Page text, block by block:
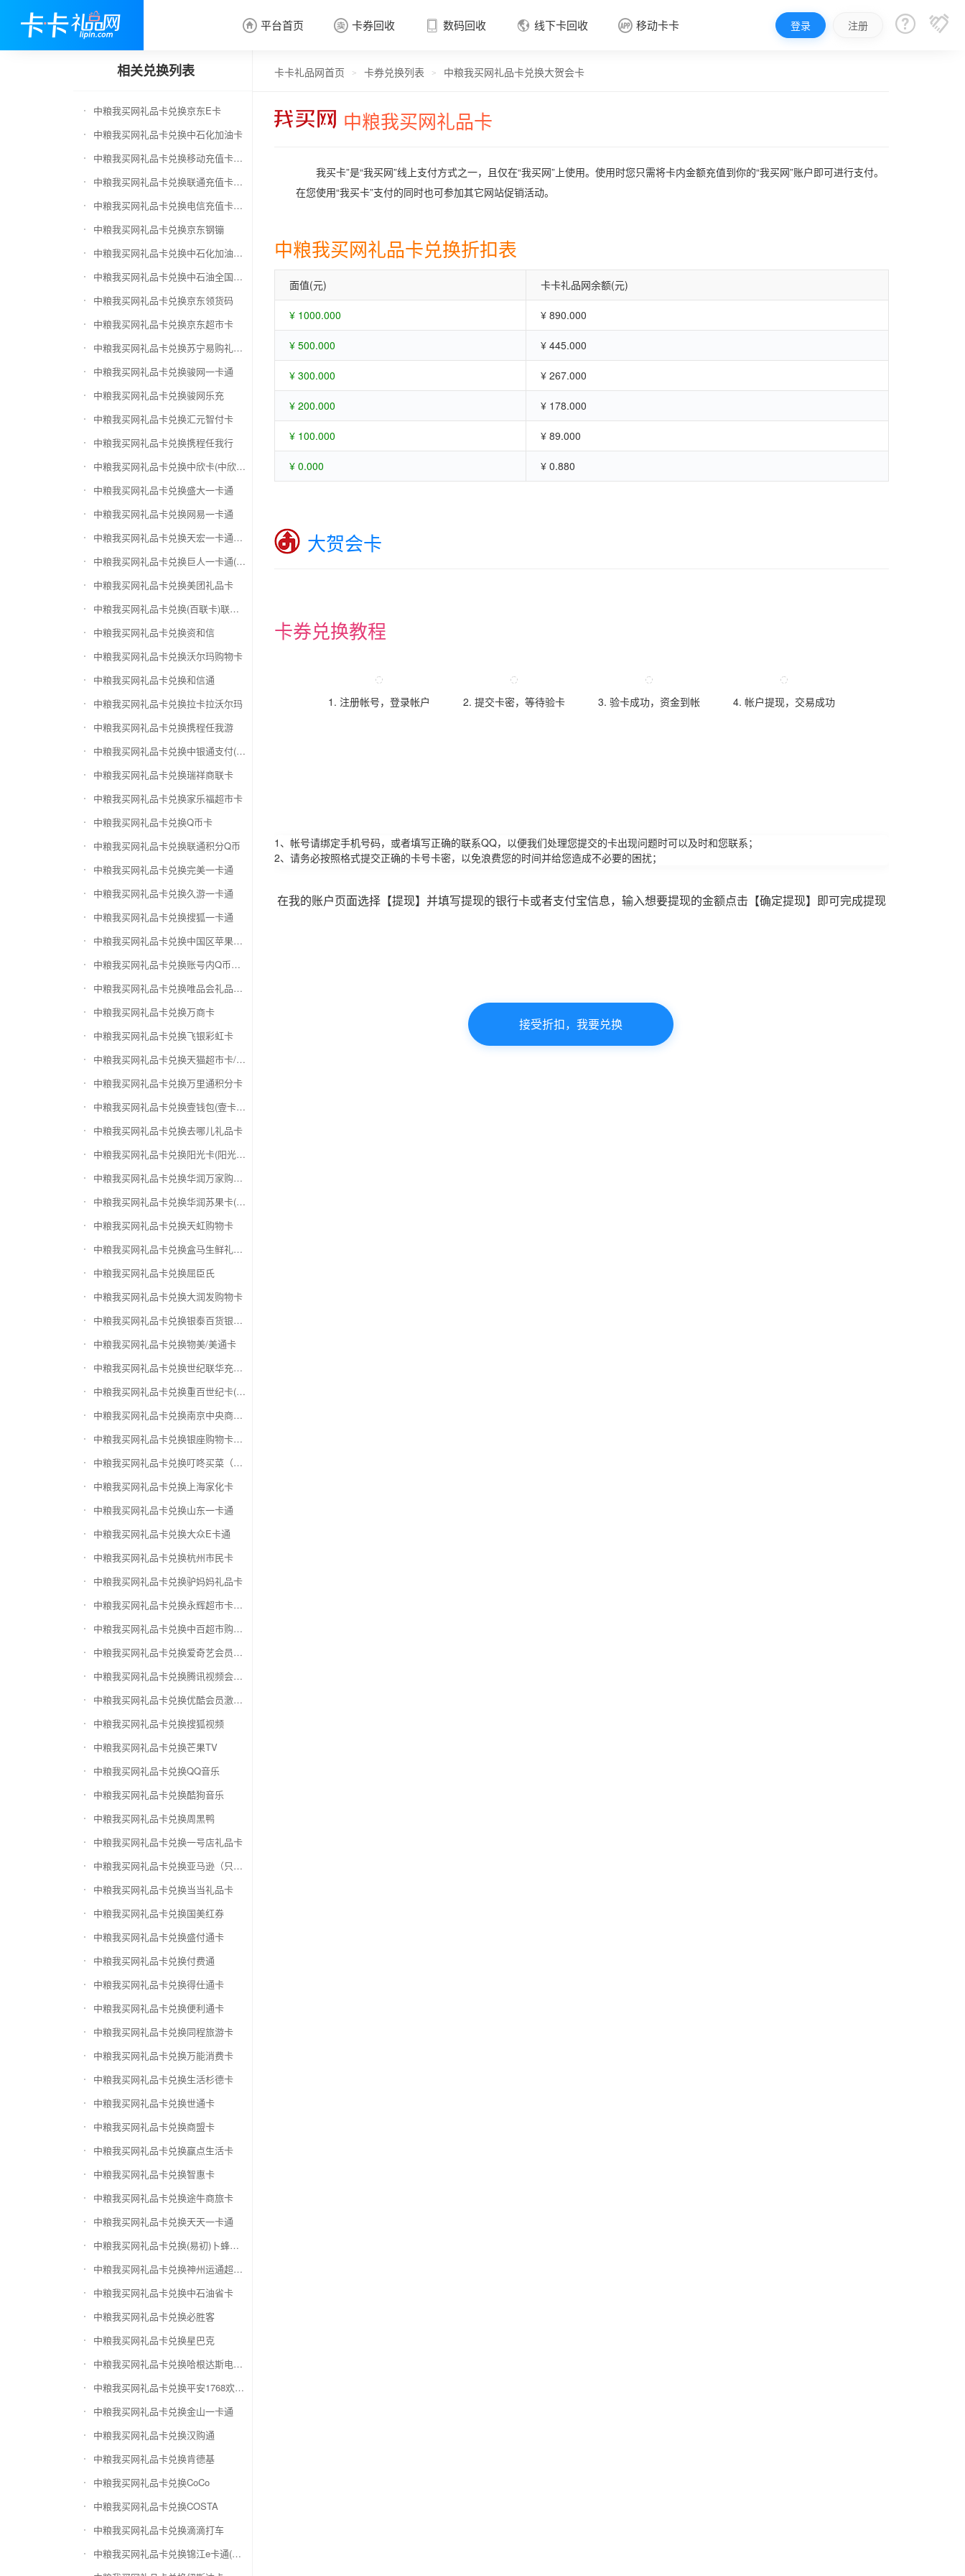
 平台首页  卡券回收
 卡券回收
 数码回收  线下卡回收  移动卡卡 登录 注册  
相关兑换列表
中粮我买网礼品卡兑换京东E卡
中粮我买网礼品卡兑换中石化加油卡
中粮我买网礼品卡兑换移动充值卡（面值千万别选错）
中粮我买网礼品卡兑换联通充值卡（面值千万别选错）
中粮我买网礼品卡兑换电信充值卡（面值千万别选错）
中粮我买网礼品卡兑换京东钢镚
中粮我买网礼品卡兑换中石化加油卡无卡号（面值千万别选错）
中粮我买网礼品卡兑换中石油全国充值卡
中粮我买网礼品卡兑换京东领货码
中粮我买网礼品卡兑换京东超市卡
中粮我买网礼品卡兑换苏宁易购礼品卡
中粮我买网礼品卡兑换骏网一卡通
中粮我买网礼品卡兑换骏网乐充
中粮我买网礼品卡兑换汇元智付卡
中粮我买网礼品卡兑换携程任我行
中粮我买网礼品卡兑换中欣卡(中欣通卡)
中粮我买网礼品卡兑换盛大一卡通
中粮我买网礼品卡兑换网易一卡通
中粮我买网礼品卡兑换天宏一卡通（易冲天宏卡）
中粮我买网礼品卡兑换巨人一卡通(征途卡)
中粮我买网礼品卡兑换美团礼品卡
中粮我买网礼品卡兑换(百联卡)联华ok卡
中粮我买网礼品卡兑换资和信
中粮我买网礼品卡兑换沃尔玛购物卡
中粮我买网礼品卡兑换和信通
中粮我买网礼品卡兑换拉卡拉沃尔玛
中粮我买网礼品卡兑换携程任我游
中粮我买网礼品卡兑换中银通支付(银联购物卡)
中粮我买网礼品卡兑换瑞祥商联卡
中粮我买网礼品卡兑换家乐福超市卡
中粮我买网礼品卡兑换Q币卡
中粮我买网礼品卡兑换联通积分Q币
中粮我买网礼品卡兑换完美一卡通
中粮我买网礼品卡兑换久游一卡通
中粮我买网礼品卡兑换搜狐一卡通
中粮我买网礼品卡兑换中国区苹果充值卡
中粮我买网礼品卡兑换账号内Q币寄售（维护中）
中粮我买网礼品卡兑换唯品会礼品卡(唯品卡)
中粮我买网礼品卡兑换万商卡
中粮我买网礼品卡兑换飞银彩虹卡
中粮我买网礼品卡兑换天猫超市卡/享淘卡
中粮我买网礼品卡兑换万里通积分卡
中粮我买网礼品卡兑换壹钱包(壹卡会)
中粮我买网礼品卡兑换去哪儿礼品卡
中粮我买网礼品卡兑换阳光卡(阳光爱车)
中粮我买网礼品卡兑换华润万家购物卡
中粮我买网礼品卡兑换华润苏果卡(苏果超市卡)（维护 请暂停提交）
中粮我买网礼品卡兑换天虹购物卡
中粮我买网礼品卡兑换盒马生鲜礼品卡
中粮我买网礼品卡兑换屈臣氏
中粮我买网礼品卡兑换大润发购物卡
中粮我买网礼品卡兑换银泰百货银泰卡
中粮我买网礼品卡兑换物美/美通卡
中粮我买网礼品卡兑换世纪联华充值卡(杭州联华)
中粮我买网礼品卡兑换重百世纪卡(重庆百货)
中粮我买网礼品卡兑换南京中央商场购物卡
中粮我买网礼品卡兑换银座购物卡（黑卡）
中粮我买网礼品卡兑换叮咚买菜（限通用礼品卡）
中粮我买网礼品卡兑换上海家化卡
中粮我买网礼品卡兑换山东一卡通
中粮我买网礼品卡兑换大众E卡通
中粮我买网礼品卡兑换杭州市民卡
中粮我买网礼品卡兑换驴妈妈礼品卡
中粮我买网礼品卡兑换永辉超市卡（限实体卡）
中粮我买网礼品卡兑换中百超市购物卡
中粮我买网礼品卡兑换爱奇艺会员激活码
中粮我买网礼品卡兑换腾讯视频会员激活码
中粮我买网礼品卡兑换优酷会员激活码
中粮我买网礼品卡兑换搜狐视频
中粮我买网礼品卡兑换芒果TV
中粮我买网礼品卡兑换QQ音乐
中粮我买网礼品卡兑换酷狗音乐
中粮我买网礼品卡兑换周黑鸭
中粮我买网礼品卡兑换一号店礼品卡
中粮我买网礼品卡兑换亚马逊（只要实体卡）
中粮我买网礼品卡兑换当当礼品卡
中粮我买网礼品卡兑换国美红券
中粮我买网礼品卡兑换盛付通卡
中粮我买网礼品卡兑换付费通
中粮我买网礼品卡兑换得仕通卡
中粮我买网礼品卡兑换便利通卡
中粮我买网礼品卡兑换同程旅游卡
中粮我买网礼品卡兑换万能消费卡
中粮我买网礼品卡兑换生活杉德卡
中粮我买网礼品卡兑换世通卡
中粮我买网礼品卡兑换商盟卡
中粮我买网礼品卡兑换赢点生活卡
中粮我买网礼品卡兑换智惠卡
中粮我买网礼品卡兑换途牛商旅卡
中粮我买网礼品卡兑换天天一卡通
中粮我买网礼品卡兑换(易初)卜蜂莲花礼品卡
中粮我买网礼品卡兑换神州运通超级卡(运通网购卡)
中粮我买网礼品卡兑换中石油省卡
中粮我买网礼品卡兑换必胜客
中粮我买网礼品卡兑换星巴克
中粮我买网礼品卡兑换哈根达斯电子券
中粮我买网礼品卡兑换平安1768欢乐豆
中粮我买网礼品卡兑换金山一卡通
中粮我买网礼品卡兑换汉购通
中粮我买网礼品卡兑换肯德基
中粮我买网礼品卡兑换CoCo
中粮我买网礼品卡兑换COSTA
中粮我买网礼品卡兑换滴滴打车
中粮我买网礼品卡兑换锦江e卡通(锦江一卡通)
卡卡礼品网首页 > 卡券兑换列表 > 中粮我买网礼品卡兑换大贺会卡
中粮我买网礼品卡
我买卡”是“我买网”线上支付方式之一，且仅在“我买网”上使用。使用时您只需将卡内金额充值到你的“我买网”账户即可进行支付。
在您使用“我买卡”支付的同时也可参加其它网站促销活动。
中粮我买网礼品卡兑换折扣表
面值(元) 卡卡礼品网余额(元)
¥ 1000.000 ¥ 890.000
¥ 500.000 ¥ 445.000
¥ 300.000 ¥ 267.000
¥ 200.000 ¥ 178.000
¥ 100.000 ¥ 89.000
¥ 0.000 ¥ 0.880
大贺会卡
卡券兑换教程
1. 注册帐号，登录帐户 2. 提交卡密，等待验卡 3. 验卡成功，资金到帐 4. 帐户提现，交易成功
1、帐号请绑定手机号码，或者填写正确的联系QQ，以便我们处理您提交的卡出现问题时可以及时和您联系；
2、请务必按照格式提交正确的卡号卡密，以免浪费您的时间并给您造成不必要的困扰；
在我的账户页面选择【提现】并填写提现的银行卡或者支付宝信息，输入想要提现的金额点击【确定提现】即可完成提现
接受折扣，我要兑换